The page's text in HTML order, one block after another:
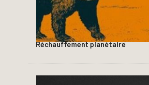
Réchauffement planétaire